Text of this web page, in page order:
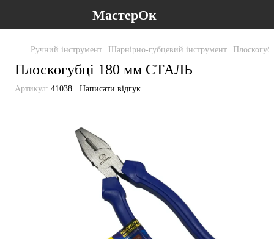
МастерОк
Ручний інструмент Шарнірно-губцевий інструмент
Плоскогубці 180 мм СТАЛЬ
Артикул: 41038 Написати відгук